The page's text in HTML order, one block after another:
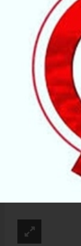
(MH) - MALABADİ
Meteoroloji
göre
aralıklı
Kurban
de yağışlı